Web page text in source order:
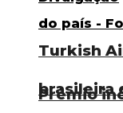
Turkish
brasileira
Prêmio